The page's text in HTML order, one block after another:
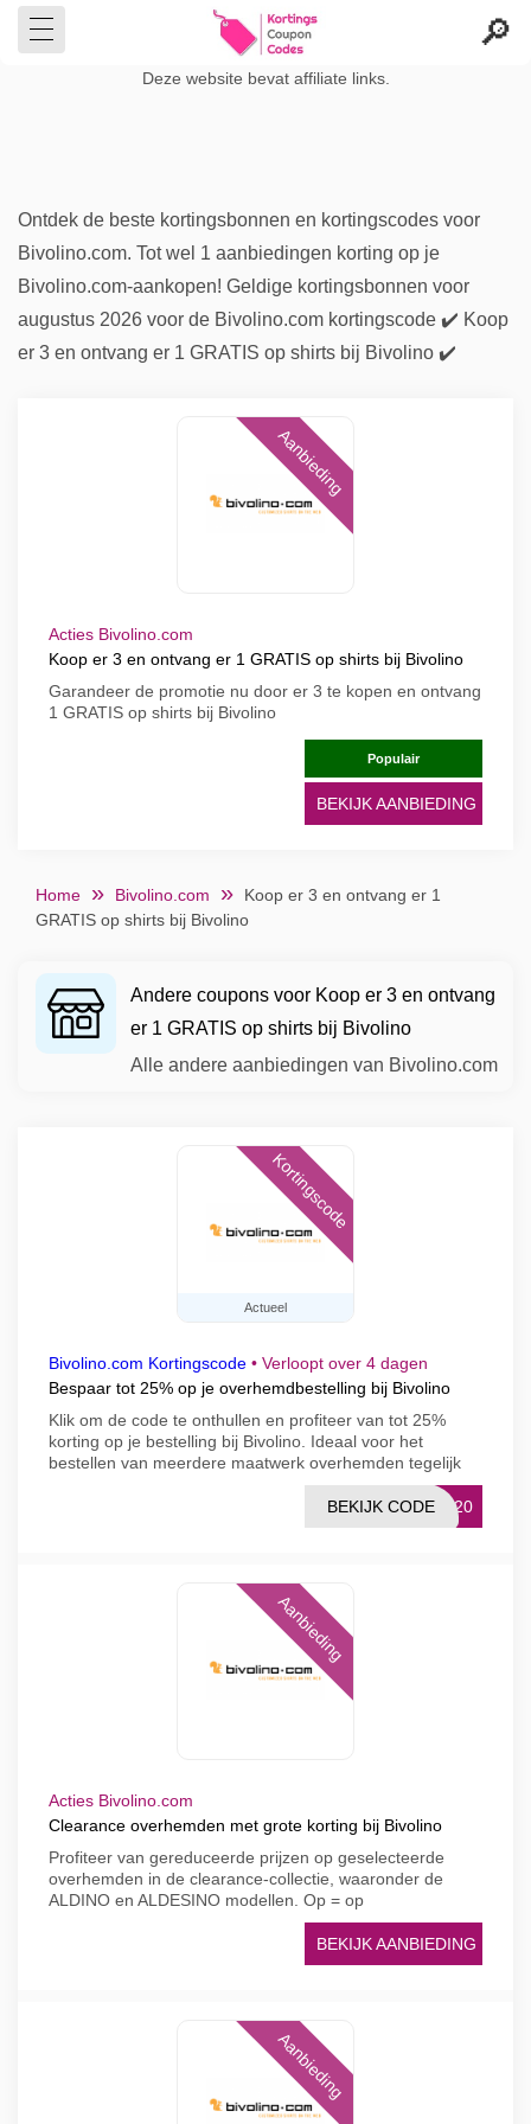
Deze website bevat affiliate links.
Ontdek de beste kortingsbonnen en kortingscodes voor
Bivolino.com. Tot wel 1 aanbiedingen korting op je
Bivolino.com-aankopen! Geldige kortingsbonnen voor
augustus 2026 voor de Bivolino.com kortingscode ✔️ Koop
er 3 en ontvang er 1 GRATIS op shirts bij Bivolino ✔️
Aanbieding
Acties Bivolino.com
Koop er 3 en ontvang er 1 GRATIS op shirts bij Bivolino
Garandeer de promotie nu door er 3 te kopen en ontvang
1 GRATIS op shirts bij Bivolino
Populair
BEKIJK AANBIEDING
Home Bivolino.com
Koop er 3 en ontvang er 1
GRATIS op shirts bij Bivolino
Andere coupons voor Koop er 3 en ontvang
er 1 GRATIS op shirts bij Bivolino
Alle andere aanbiedingen van Bivolino.com
Actueel
Kortingscode
Bivolino.com Kortingscode • Verloopt over 4 dagen
Bespaar tot 25% op je overhemdbestelling bij Bivolino
Klik om de code te onthullen en profiteer van tot 25%
korting op je bestelling bij Bivolino. Ideaal voor het
bestellen van meerdere maatwerk overhemden tegelijk
IP20
BEKIJK CODE
Aanbieding
Acties Bivolino.com
Clearance overhemden met grote korting bij Bivolino
Profiteer van gereduceerde prijzen op geselecteerde
overhemden in de clearance-collectie, waaronder de
ALDINO en ALDESINO modellen. Op = op
BEKIJK AANBIEDING
Aanbieding